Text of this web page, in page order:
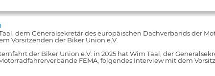
dem Generalsekretär des europäischen Dachverbands der
Vorsitzenden der Biker Union e.V.
der Biker Union e.V. in 2025 hat Wim Taal, der
FEMA, folgendes Interview mit dem